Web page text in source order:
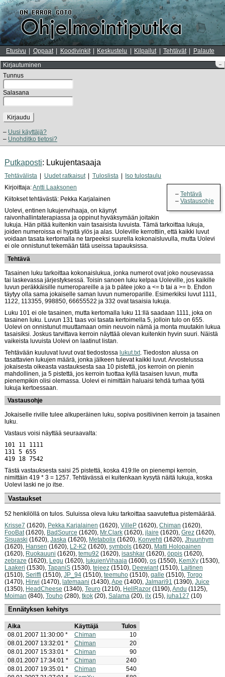
Etusivu Oppaat Koodivinkit Keskustelu Kilpailut Tehtävät Palaute
–
Kirjautuminen
Tunnus
Salasana
Kirjaudu
Uusi käyttäjä?
Unohditko tietosi?
Putkaposti: Lukujentasaaja
Tehtävälista Uudet ratkaisut Tuloslista Iso tulostaulu
Tehtävä
Vastausohje
Kirjoittaja:Antti Laaksonen
Kiitokset tehtävästä: Pekka Karjalainen
Uolevi, entinen lukujenvihaaja, on käynyt
raivonhallintaterapiassa ja oppinut hyväksymään joitakin
lukuja. Hän pitää kuitenkin vain tasaisista luvuista. Tämä tarkoittaa lukuja,
joiden numeroissa ei hypitä ylös ja alas. Uoleville kerrottiin, että kaikki luvut
voidaan tasata kertomalla ne tarpeeksi suurella kokonaisluvulla, mutta Uolevi
ei ole onnistunut tekemään tätä useissa tapauksissa.
Tehtävä
Tasainen luku tarkoittaa kokonaislukua, jonka numerot ovat joko nousevassa
tai laskevassa järjestyksessä. Toisin sanoen luku kelpaa Uoleville, jos kaikille
luvun peräkkäisille numeropareille a ja b pätee joko a <= b tai a >= b. Ehdon
täytyy olla sama jokaiselle saman luvun numeroparille. Esimerkiksi luvut 1111,
1122, 113355, 998850, 66655522 ja 332 ovat tasaisia lukuja.
Luku 101 ei ole tasainen, mutta kertomalla luku 11:llä saadaan 1111, joka on
tasainen luku. Luvun 131 taas voi tasata kertoimella 5, jolloin tulo on 655.
Uolevi on onnistunut muuttamaan omin neuvoin nämä ja monta muutakin lukua
tasaisiksi. Joskus tarvittava kerroin näyttää olevan kuitenkin hyvin suuri. Näistä
vaikeista luvuista Uolevi on laatinut listan.
Tehtävään kuuluvat luvut ovat tiedostossa lukut.txt. Tiedoston alussa on
tasattavien lukujen määrä, jonka jälkeen tulevat kaikki luvut. Arvostelussa
jokaisesta oikeasta vastauksesta saa 10 pistettä, jos kerroin on pienin
mahdollinen, ja 5 pistettä, jos kerroin tuottaa kyllä tasaisen luvun, mutta
pienempikin olisi olemassa. Uolevi ei nimittäin haluaisi tehdä turhaa työtä
lukuja kertoessaan.
Vastausohje
Jokaiselle riville tulee alkuperäinen luku, sopiva positiivinen kerroin ja tasainen
luku.
Vastaus voisi näyttää seuraavalta:
101 11 1111
131 5 655
419 18 7542
Tästä vastauksesta saisi 25 pistettä, koska 419:lle on pienempi kerroin,
nimittäin 419 * 3 = 1257. Tehtävässä ei kuitenkaan kysytä näitä lukuja, koska
Uolevi laski ne jo itse.
Vastaukset
52 henkilöllä on tulos. Suluissa oleva luku tarkoittaa saavutettua pistemäärää.
Krisse7 (1620), Pekka Karjalainen (1620), VilleP (1620), Chiman (1620),
FooBat(1620), BadSource (1620), Mr.Clark (1620), jlaire (1620), Grez (1620),
Sisuaski (1620), Jaska (1620), Metabolix (1620), Konvehti (1620), Jhuunhym
(1620), Hansen (1620), L2-K2 (1620), symbols (1620), Matti Holopainen
(1620), Ruokauuni (1620), temu92 (1620), isashkar (1620), öppis (1620),
zebraze (1620), Legu (1620), lukujenVihaaja (1600), os (1550), KemXy (1530),
Laakeri (1530), TapaniS (1530), tejeez (1510), Deewiant(1510), Laitinen
(1510), Seriffi (1510), JP_94 (1510), teemuho (1510), qalle (1510), Torgo
(1470), Hirwi (1470), latemaani (1430),Ape (1400), Jalmari91 (1390), Juice
(1350), HeadCheese (1340), Teuro (1210), HellRazor (1190),Andu (1125),
Moiman (840), Touho (280), tkok (20), Salama (20), ilx (15), juha127 (10)
Ennätyksen kehitys
Aika Käyttäjä
Tulos
08.01.2007 11:30:00 *
Chiman
10
08.01.2007 13:32:01 *
Chiman
20
08.01.2007 15:33:01 *
Chiman
90
08.01.2007 17:34:01 *
Chiman
240
08.01.2007 19:35:01 *
Chiman
540